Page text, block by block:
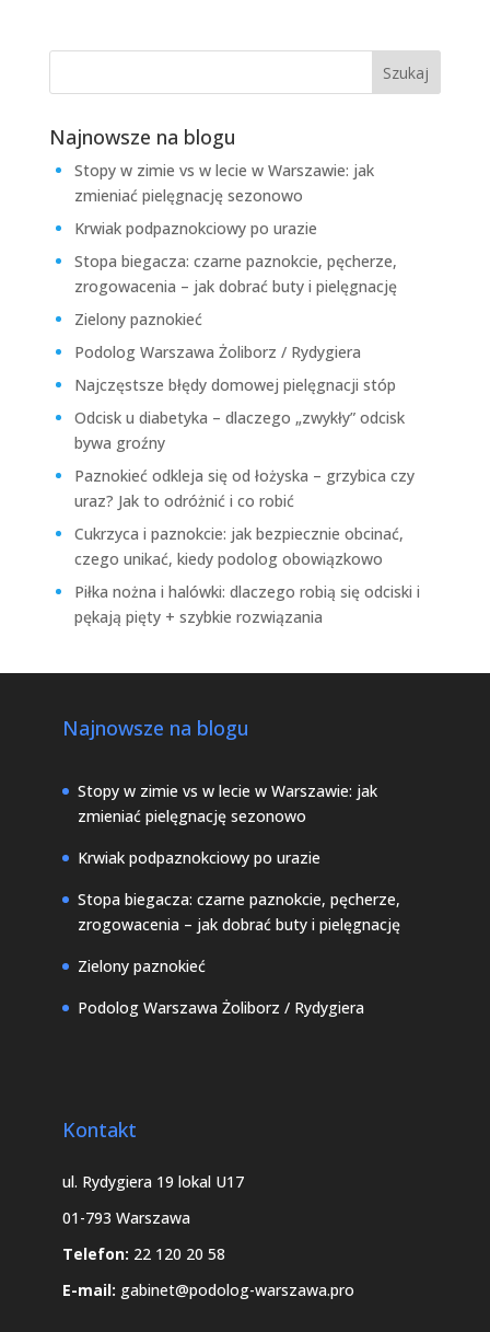
Najnowsze na blogu
Stopy w zimie vs w lecie w Warszawie: jak
zmieniać pielęgnację sezonowo
Krwiak podpaznokciowy po urazie
Stopa biegacza: czarne paznokcie, pęcherze,
zrogowacenia – jak dobrać buty i pielęgnację
Zielony paznokieć
Podolog Warszawa Żoliborz / Rydygiera
Najczęstsze błędy domowej pielęgnacji stóp
Odcisk u diabetyka – dlaczego „zwykły” odcisk
bywa groźny
Paznokieć odkleja się od łożyska – grzybica czy
uraz? Jak to odróżnić i co robić
Cukrzyca i paznokcie: jak bezpiecznie obcinać,
czego unikać, kiedy podolog obowiązkowo
Piłka nożna i halówki: dlaczego robią się odciski i
pękają pięty + szybkie rozwiązania
Najnowsze na blogu
Stopy w zimie vs w lecie w Warszawie: jak
zmieniać pielęgnację sezonowo
Krwiak podpaznokciowy po urazie
Stopa biegacza: czarne paznokcie, pęcherze,
zrogowacenia – jak dobrać buty i pielęgnację
Zielony paznokieć
Podolog Warszawa Żoliborz / Rydygiera
Kontakt
ul. Rydygiera 19 lokal U17
01-793 Warszawa
Telefon: 22 120 20 58
E-mail: gabinet@podolog-warszawa.pro